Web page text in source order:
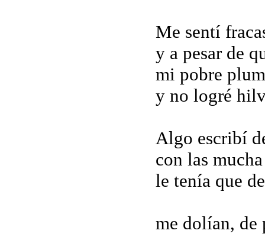
Me sentí
y a pesar de
mi pobre
y no logré
Algo escribí
con las
le tenía que
me dolían, de